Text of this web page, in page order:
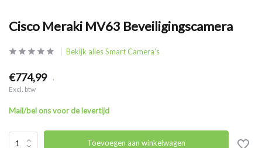
Cisco Meraki MV63 Beveiligingscamera
Bekijk alles Smart Camera's
€774,99 .
Excl. btw
Mail/bel ons voor de levertijd
Toevoegen aan winkelwagen